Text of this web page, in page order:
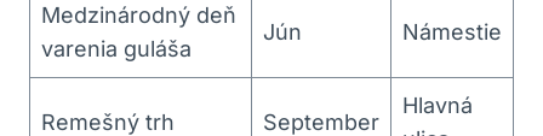
Medzinárodný deň
varenia guláša
Jún Námestie
Remešný trh September
Hlavná